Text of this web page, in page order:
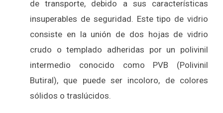
de transporte, debido a sus características
insuperables de seguridad. Este tipo de vidrio
consiste en la unión de dos hojas de vidrio
crudo o templado adheridas por un polivinil
intermedio conocido como PVB (Polivinil
Butiral), que puede ser incoloro, de colores
sólidos o traslúcidos.